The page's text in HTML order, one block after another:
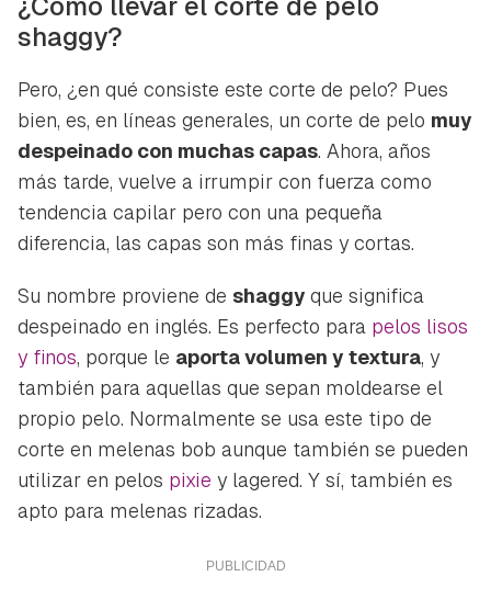
shaggy?
Pero, ¿en qué consiste este corte de pelo? Pues
bien, es, en líneas generales, un corte de pelo muy
despeinado con muchas capas. Ahora, años
más tarde, vuelve a irrumpir con fuerza como
tendencia capilar pero con una pequeña
diferencia, las capas son más finas y cortas.
Su nombre proviene de shaggy que significa
despeinado en inglés. Es perfecto para pelos lisos
y finos, porque le aporta volumen y textura, y
también para aquellas que sepan moldearse el
propio pelo. Normalmente se usa este tipo de
corte en melenas bob aunque también se pueden
utilizar en pelos pixie y lagered. Y sí, también es
apto para melenas rizadas.